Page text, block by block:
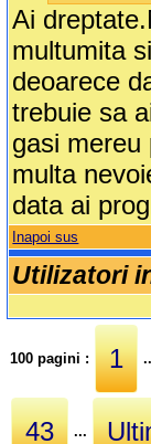
Ai
multumita
deoarece
trebuie sa
gasi mereu
multa
data ai
Inapoi sus
Utilizatori
100 pagini : 1
43 ...